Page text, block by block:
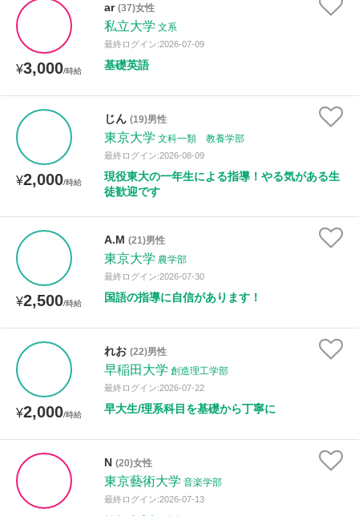
¥3,000/時給
ar (37)女性
私立大学 文系
最終ログイン:2026-07-09
基礎英語
¥2,000/時給
じん (19)男性
東京大学 文科一類 教養学部
最終ログイン:2026-08-09
現役東大の一年生による指導！やる気がある生
徒歓迎です
¥2,500/時給
A.M (21)男性
東京大学 農学部
最終ログイン:2026-07-30
国語の指導に自信があります！
¥2,000/時給
れお (22)男性
早稲田大学 創造理工学部
最終ログイン:2026-07-22
早大生/理系科目を基礎から丁寧に
N (20)女性
東京藝術大学 音楽学部
最終ログイン:2026-07-13